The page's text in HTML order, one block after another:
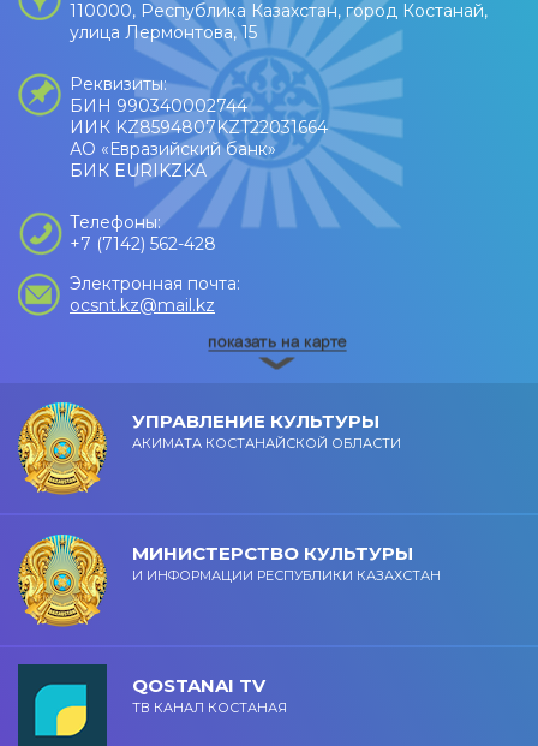
110000, Республика Казахстан, город Костанай,
улица Лермонтова, 15
Реквизиты:
БИН 990340002744
ИИК KZ8594807KZT22031664
АО «Евразийский банк»
БИК EURIKZKA
Телефоны:
+7 (7142) 562-428
Электронная почта:
ocsnt.kz@mail.kz
УПРАВЛЕНИЕ КУЛЬТУРЫ
АКИМАТА КОСТАНАЙСКОЙ ОБЛАСТИ
МИНИСТЕРСТВО КУЛЬТУРЫ
И ИНФОРМАЦИИ РЕСПУБЛИКИ КАЗАХСТАН
QOSTANAI TV
ТВ КАНАЛ КОСТАНАЯ